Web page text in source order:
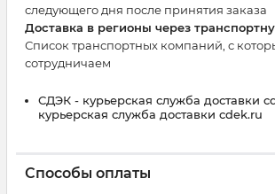
следующего дня после принятия заказа
Доставка в регионы через
Список транспортных компаний, с
сотрудничаем
СДЭК - курьерская служба доставки
курьерская служба доставки cdek.ru
Способы оплаты